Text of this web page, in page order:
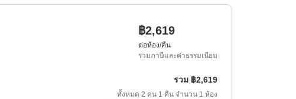
฿2,619
ต่อห้อง/คืน
รวมภาษีและค่าธรรมเนียม
รวม ฿2,619
ทั้งหมด 2 คน 1 คืน จำนวน 1 ห้อง